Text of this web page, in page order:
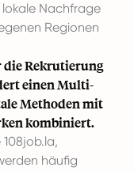
Nachfrage
Regionen
die Rekrutierung
einen Multi-
Methoden mit
kombiniert.
häufig